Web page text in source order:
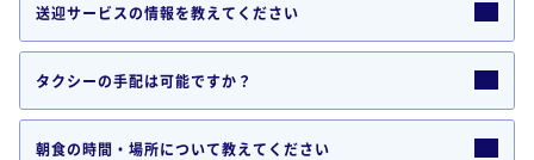
送迎サービスの情報を教えてください
タクシーの手配は可能ですか？
朝食の時間・場所について教えてください